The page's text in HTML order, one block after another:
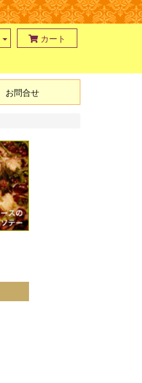
カート
お問合せ